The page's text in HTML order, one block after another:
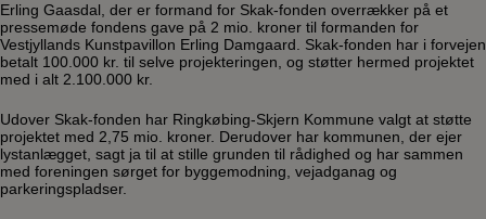
Erling Gaasdal, der er formand for Skak-fonden overrækker på et
pressemøde fondens gave på 2 mio. kroner til formanden for
Vestjyllands Kunstpavillon Erling Damgaard. Skak-fonden har i forvejen
betalt 100.000 kr. til selve projekteringen, og støtter hermed projektet
med i alt 2.100.000 kr.
Udover Skak-fonden har Ringkøbing-Skjern Kommune valgt at støtte
projektet med 2,75 mio. kroner. Derudover har kommunen, der ejer
lystanlægget, sagt ja til at stille grunden til rådighed og har sammen
med foreningen sørget for byggemodning, vejadganag og
parkeringspladser.